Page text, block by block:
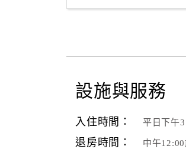
設施與服務
入住時間： 平日下午
退房時間： 中午